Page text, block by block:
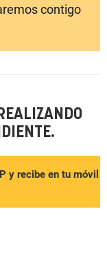
contigo
y recibe en tu móvil